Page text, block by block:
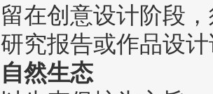
留在创意设计阶段
研究报告或作品设
自然生态